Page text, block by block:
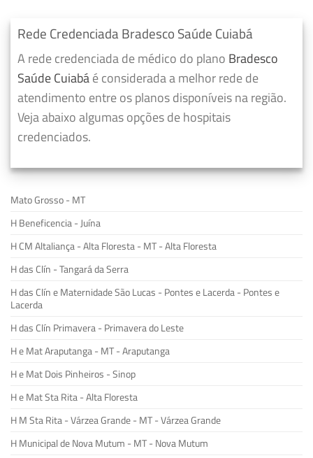
Rede Credenciada Bradesco Saúde Cuiabá
A rede credenciada de médico do plano Bradesco
Saúde Cuiabáé considerada a melhor rede de
atendimento entre os planos disponíveis na região.
Veja abaixo algumas opções de hospitais
credenciados.
Mato Grosso - MT
H Beneficencia - Juína
H CM Altaliança - Alta Floresta - MT - Alta Floresta
H das Clín - Tangará da Serra
H das Clín e Maternidade São Lucas - Pontes e Lacerda - Pontes e
Lacerda
H das Clín Primavera - Primavera do Leste
H e Mat Araputanga - MT - Araputanga
H e Mat Dois Pinheiros - Sinop
H e Mat Sta Rita - Alta Floresta
H M Sta Rita - Várzea Grande - MT - Várzea Grande
H Municipal de Nova Mutum - MT - Nova Mutum